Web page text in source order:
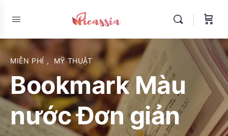
MIỄN PHÍ , MỸ THUẬT
Bookmark Màu
nước Đơn giản